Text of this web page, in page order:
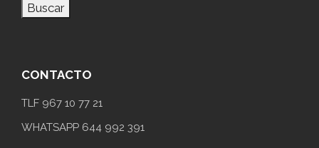
Buscar
CONTACTO
TLF 967 10 77 21
WHATSAPP 644 992 391